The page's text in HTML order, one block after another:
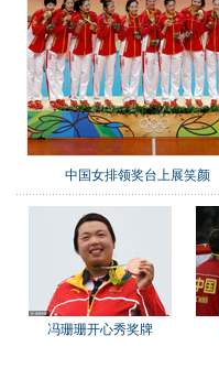
中国女排领奖台上展笑颜
冯珊珊开心秀奖牌